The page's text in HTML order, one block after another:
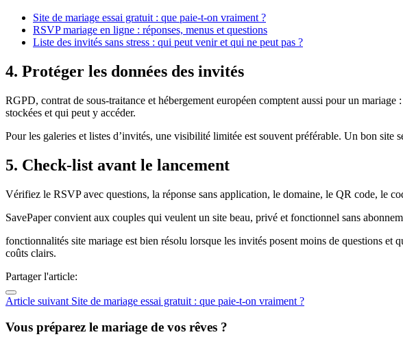
Site de mariage essai gratuit : que paie-t-on vraiment ?
RSVP mariage en ligne : réponses, menus et questions
Liste des invités sans stress : qui peut venir et qui ne peut pas ?
4. Protéger les données des invités
RGPD, contrat de sous-traitance et hébergement européen comptent aussi pour un
stockées et qui peut y accéder.
Pour les galeries et listes d’invités, une visibilité limitée est souvent préférable. Un bon site
5. Check-list avant le lancement
Vérifiez le RSVP avec questions, la réponse sans application, le domaine, le QR code, le
SavePaper convient aux couples qui veulent un site beau, privé et fonctionnel sans
fonctionnalités site mariage est bien résolu lorsque les invités posent moins de questions
coûts clairs.
Partager l'article:
Article suivant Site de mariage essai gratuit : que paie-t-on vraiment ?
Vous préparez le mariage de vos rêves ?